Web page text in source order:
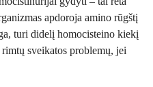
apdoroja amino rūgštį
turi didelį homocisteino kiekį
sveikatos problemų, jei